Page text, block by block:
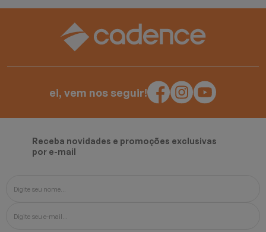
ei, vem nos seguir!
Receba novidades e promoções exclusivas
por e-mail